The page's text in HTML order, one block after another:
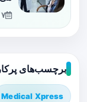
برچسب‌های
Medical Xpress